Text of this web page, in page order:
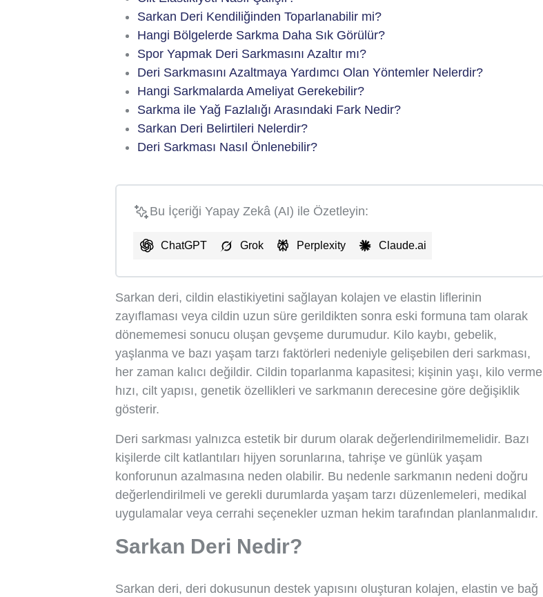
Sarkan Deri Kendiliğinden Toparlanabilir mi?
Hangi Bölgelerde Sarkma Daha Sık Görülür?
Spor Yapmak Deri Sarkmasını Azaltır mı?
Deri Sarkmasını Azaltmaya Yardımcı Olan Yöntemler Nelerdir?
Hangi Sarkmalarda Ameliyat Gerekebilir?
Sarkma ile Yağ Fazlalığı Arasındaki Fark Nedir?
Sarkan Deri Belirtileri Nelerdir?
Deri Sarkması Nasıl Önlenebilir?
Bu İçeriği Yapay Zekâ (AI) ile Özetleyin:
ChatGPT Grok Perplexity Claude.ai
Sarkan deri, cildin elastikiyetini sağlayan kolajen ve elastin liflerinin
zayıflaması veya cildin uzun süre gerildikten sonra eski formuna tam olarak
dönememesi sonucu oluşan gevşeme durumudur. Kilo kaybı, gebelik,
yaşlanma ve bazı yaşam tarzı faktörleri nedeniyle gelişebilen deri sarkması,
her zaman kalıcı değildir. Cildin toparlanma kapasitesi; kişinin yaşı, kilo verme
hızı, cilt yapısı, genetik özellikleri ve sarkmanın derecesine göre değişiklik
gösterir.
Deri sarkması yalnızca estetik bir durum olarak değerlendirilmemelidir. Bazı
kişilerde cilt katlantıları hijyen sorunlarına, tahrişe ve günlük yaşam
konforunun azalmasına neden olabilir. Bu nedenle sarkmanın nedeni doğru
değerlendirilmeli ve gerekli durumlarda yaşam tarzı düzenlemeleri, medikal
uygulamalar veya cerrahi seçenekler uzman hekim tarafından planlanmalıdır.
Sarkan Deri Nedir?
Sarkan deri, deri dokusunun destek yapısını oluşturan kolajen, elastin ve bağ